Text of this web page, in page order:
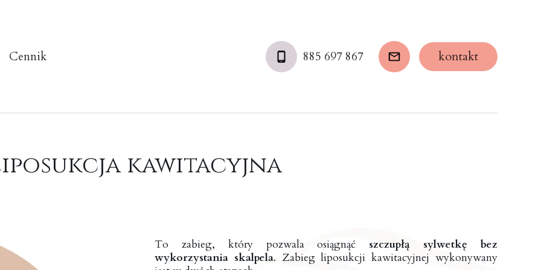
Cennik 885 697 867 kontakt
kawitacyjna
To zabieg, który pozwala osiągnąć szczupłą sylwetkę bez
wykorzystania skalpela. Zabieg liposukcji kawitacyjnej wykonywany